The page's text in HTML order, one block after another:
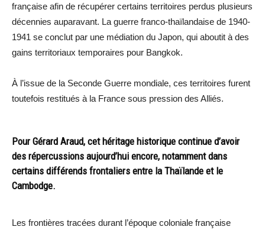
française afin de récupérer certains territoires perdus plusieurs
décennies auparavant. La guerre franco-thaïlandaise de 1940-
1941 se conclut par une médiation du Japon, qui aboutit à des
gains territoriaux temporaires pour Bangkok.
À l’issue de la Seconde Guerre mondiale, ces territoires furent
toutefois restitués à la France sous pression des Alliés.
Pour Gérard Araud, cet héritage historique continue d’avoir
des répercussions aujourd’hui encore, notamment dans
certains différends frontaliers entre la Thaïlande et le
Cambodge.
Les frontières tracées durant l’époque coloniale française